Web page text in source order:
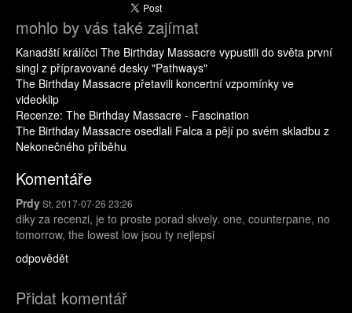
mohlo by vás také zajímat
Kanadští králíčci The Birthday Massacre vypustili do světa první
singl z přípravované desky "Pathways"
The Birthday Massacre přetavili koncertní vzpomínky ve
videoklip
Recenze: The Birthday Massacre - Fascination
The Birthday Massacre osedlali Falca a pějí po svém skladbu z
Nekonečného příběhu
Komentáře
PrdySt, 2017-07-26 23:26
diky za recenzi, je to proste porad skvely. one, counterpane, no
tomorrow, the lowest low jsou ty nejlepsi
odpovědět
Přidat komentář